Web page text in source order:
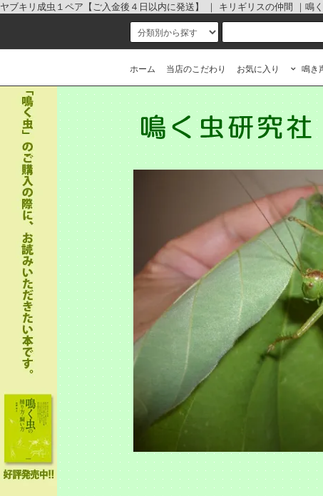
ヤブキリ成虫１ペア【ご入金後４日以内に発送】 ｜ キリギリスの仲間 ｜鳴
ホーム 当店のこだわり お気に入り 鳴き